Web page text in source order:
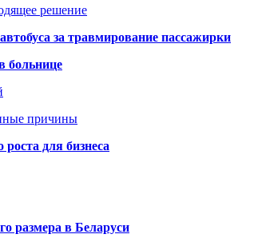
решение
за травмирование пассажирки
больнице
причины
для бизнеса
размера в Беларуси